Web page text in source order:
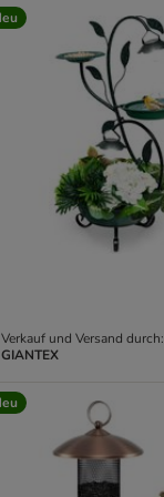
Verkauf und Versand durch:
GIANTEX